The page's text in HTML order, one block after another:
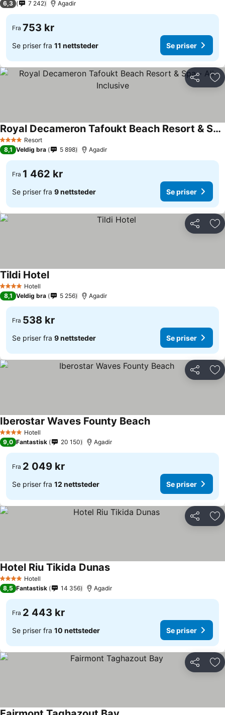
6,3 7 242 Agadir
Fra 753 kr
Se priser fra 11 nettsteder Se priser
Del
4 StjernerResort
Royal Decameron Tafoukt Beach Resort & Spa - All Inclusive
8,1 Veldig bra 5 898 Agadir
Fra 1 462 kr
Se priser fra 9 nettsteder Se priser
Del
4 StjernerHotell
Tildi Hotel
8,1 Veldig bra 5 256 Agadir
Fra 538 kr
Se priser fra 9 nettsteder Se priser
Del
4 StjernerHotell
Iberostar Waves Founty Beach
9,0 Fantastisk 20 150 Agadir
Fra 2 049 kr
Se priser fra 12 nettsteder Se priser
Del
4 StjernerHotell
Hotel Riu Tikida Dunas
8,5 Fantastisk 14 356 Agadir
Fra 2 443 kr
Se priser fra 10 nettsteder Se priser
Del